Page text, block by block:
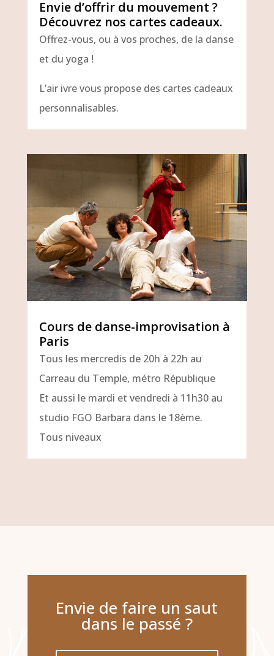
Envie d’offrir du mouvement ?
Découvrez nos cartes cadeaux.
Offrez-vous, ou à vos proches, de la danse
et du yoga !
L’air ivre vous propose des cartes cadeaux
personnalisables.
Cours de danse-improvisation à
Paris
Tous les mercredis de 20h à 22h au
Carreau du Temple, métro République
Et aussi le mardi et vendredi à 11h30 au
studio FGO Barbara dans le 18ème.
Tous niveaux
Envie de faire un saut
dans le passé ?